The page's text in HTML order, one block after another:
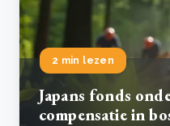
2 min lezen
Japans fonds
compensatie in